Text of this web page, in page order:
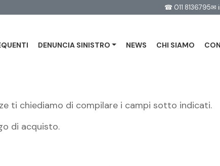
☎ 011 8136795✉
DENUNCIA SINISTRO NEWS CHI SIAMO
ti chiediamo di compilare i campi sotto indicati.
di acquisto.